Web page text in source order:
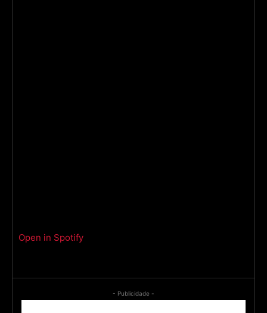
Open in Spotify
- Publicidade -